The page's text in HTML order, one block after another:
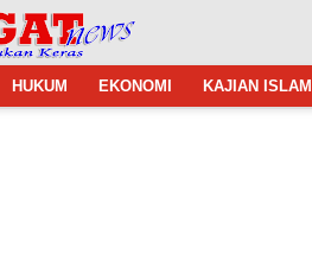
HUKUM EKONOMI KAJIAN ISLAM